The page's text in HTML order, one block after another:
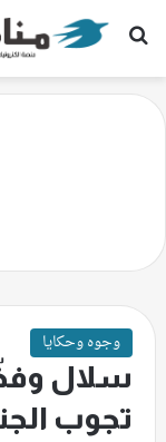
بحث عن
وجوه وحكايا
سلال
تجوب